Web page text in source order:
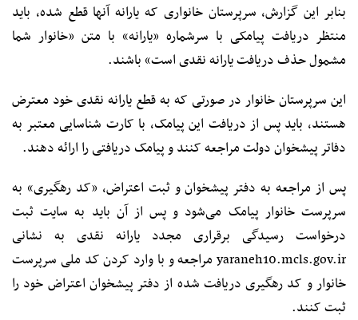
بنابر این گزارش، سرپرستان خانواری که یارانه آنها قطع شده، باید
منتظر دریافت پیامکی با سرشماره «یارانه» با متن «خانوار شما
مشمول حذف دریافت یارانه نقدی است» باشند.
این سرپرستان خانوار در صورتی که به قطع یارانه نقدی خود معترض
هستند، باید پس از دریافت این پیامک، با کارت شناسایی معتبر به
دفاتر پیشخوان دولت مراجعه کنند و پیامک دریافتی را ارائه دهند.
پس از مراجعه به دفتر پیشخوان و ثبت اعتراض، «کد رهگیری» به
سرپرست خانوار پیامک می‌شود و پس از آن باید به سایت ثبت
درخواست رسیدگی برقراری مجدد یارانه نقدی به نشانی
yaraneh10.mcls.gov.ir مراجعه و با وارد کردن کد ملی سرپرست
خانوار و کد رهگیری دریافت شده از دفتر پیشخوان اعتراض خود را
ثبت کنند.